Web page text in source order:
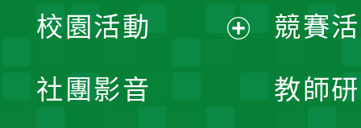
競賽
教師
開
校園活動
社團影音